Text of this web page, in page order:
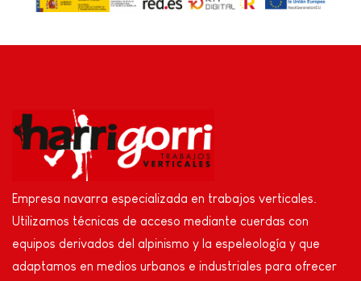
Empresa navarra especializada en trabajos verticales.
Utilizamos técnicas de acceso mediante cuerdas con
equipos derivados del alpinismo y la espeleología y que
adaptamos en medios urbanos e industriales para ofrecer